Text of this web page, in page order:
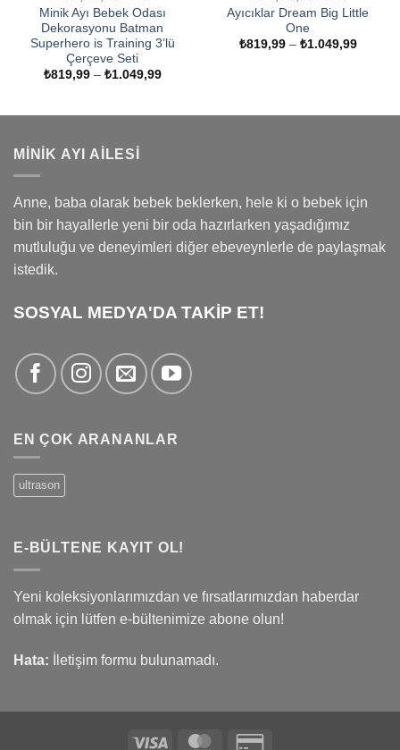
Minik Ayı Bebek Odası
Dekorasyonu Batman
Superhero is Training 3’lü
Çerçeve Seti
₺819,99 – ₺1.049,99Fiyat
Ayıcıklar Dream Big Little
One
₺819,99 – ₺1.049,99Fiyat
MINIK AYI AILESI
Anne, baba olarak bebek beklerken, hele ki o bebek için
bin bir hayallerle yeni bir oda hazırlarken yaşadığımız
mutluluğu ve deneyimleri diğer ebeveynlerle de paylaşmak
istedik.
SOSYAL MEDYA'DA TAKİP ET!
EN ÇOK ARANANLAR
ultrason
E-BÜLTENE KAYIT OL!
Yeni koleksiyonlarımızdan ve fırsatlarımızdan haberdar
olmak için lütfen e-bültenimize abone olun!
Hata: İletişim formu bulunamadı.
Visa MasterCard